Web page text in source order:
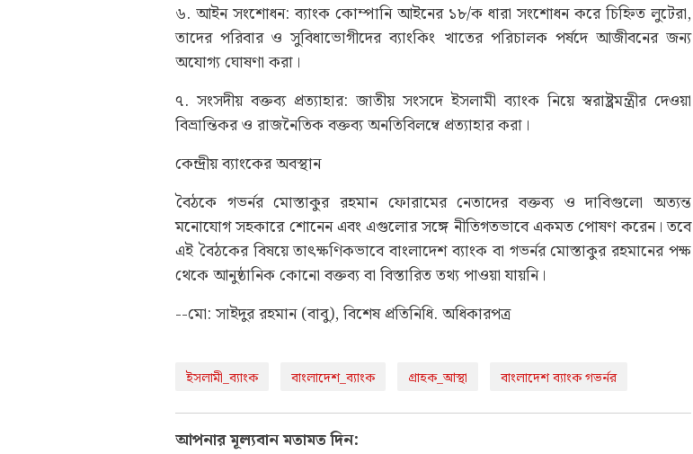
৬. আইন সংশোধন: ব্যাংক কোম্পানি আইনের ১৮/ক ধারা সংশোধন করে চিহ্নিত লুটেরা,
তাদের পরিবার ও সুবিধাভোগীদের ব্যাংকিং খাতের পরিচালক পর্ষদে আজীবনের জন্য
অযোগ্য ঘোষণা করা।
৭. সংসদীয় বক্তব্য প্রত্যাহার: জাতীয় সংসদে ইসলামী ব্যাংক নিয়ে স্বরাষ্ট্রমন্ত্রীর দেওয়া
বিভ্রান্তিকর ও রাজনৈতিক বক্তব্য অনতিবিলম্বে প্রত্যাহার করা।
কেন্দ্রীয় ব্যাংকের অবস্থান
বৈঠকে গভর্নর মোস্তাকুর রহমান ফোরামের নেতাদের বক্তব্য ও দাবিগুলো অত্যন্ত
মনোযোগ সহকারে শোনেন এবং এগুলোর সঙ্গে নীতিগতভাবে একমত পোষণ করেন। তবে
এই বৈঠকের বিষয়ে তাৎক্ষণিকভাবে বাংলাদেশ ব্যাংক বা গভর্নর মোস্তাকুর রহমানের পক্ষ
থেকে আনুষ্ঠানিক কোনো বক্তব্য বা বিস্তারিত তথ্য পাওয়া যায়নি।
--মো: সাইদুর রহমান (বাবু), বিশেষ প্রতিনিধি. অধিকারপত্র
ইসলামী_ব্যাংক বাংলাদেশ_ব্যাংক গ্রাহক_আস্থা বাংলাদেশ ব্যাংক গভর্নর
আপনার মূল্যবান মতামত দিন: